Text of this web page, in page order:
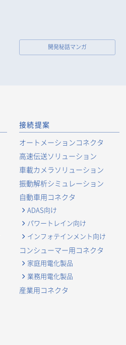
開発秘話マンガ
接続提案
オートメーションコネクタ
高速伝送ソリューション
車載カメラソリューション
振動解析シミュレーション
自動車用コネクタ
ADAS向け
パワートレイン向け
インフォテインメント向け
コンシューマー用コネクタ
家庭用電化製品
業務用電化製品
産業用コネクタ